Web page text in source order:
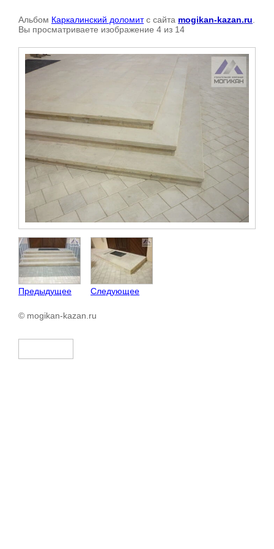
Альбом Каркалинский доломитс сайта mogikan-kazan.ru
Вы просматриваете изображение 4 из 14
Предыдущее Следующее
© mogikan-kazan.ru